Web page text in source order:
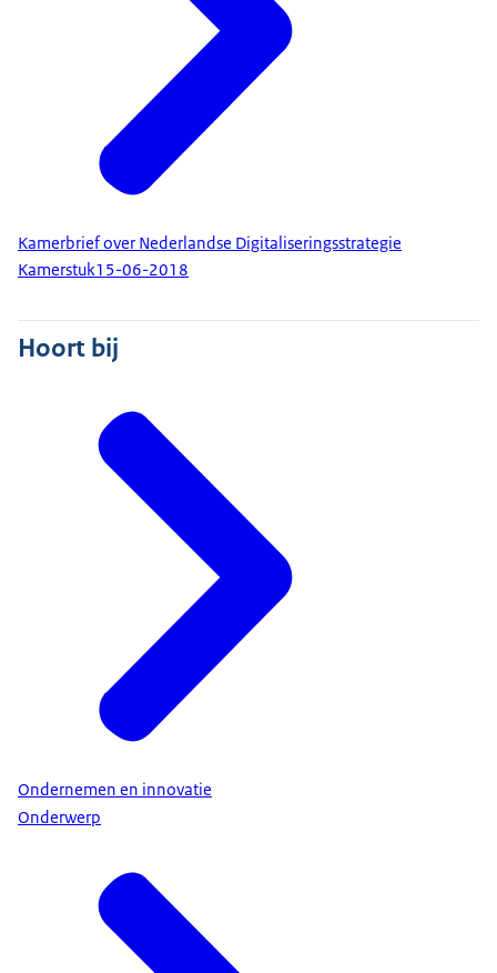
Kamerbrief over Nederlandse Digitaliseringsstrategie
Kamerstuk15-06-2018
Hoort bij
Ondernemen en innovatie
Onderwerp